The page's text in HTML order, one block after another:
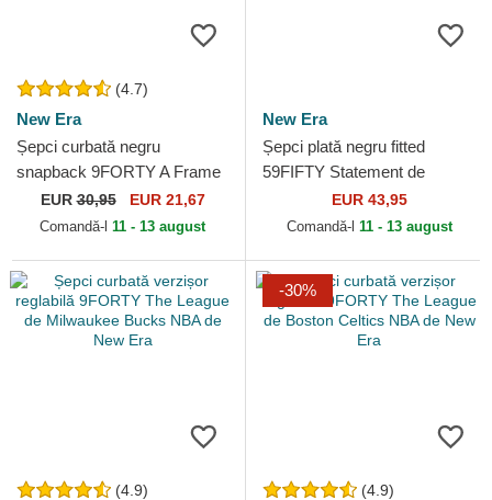
(4.7)
New Era
Șepci curbată negru
snapback 9FORTY A Frame
Tonal de Chicago Bulls NBA
de New Era
EUR30,95 EUR 21,67
Comandă-l 11 - 13 august
New Era
Șepci plată negru fitted
59FIFTY Statement de
Chicago Bulls NBA de New
Era
EUR 43,95
Comandă-l 11 - 13 august
(4.9)
-30%
(4.9)